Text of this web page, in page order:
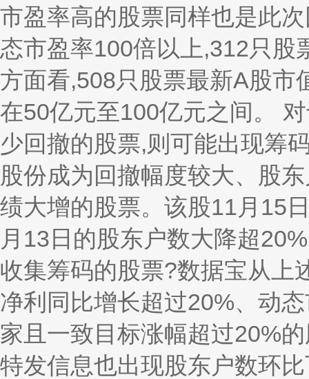
市盈率高的股票同样也是此
态市盈率100倍以上,312只股
方面看,508只股票最新A股市
在50亿元至100亿元之间。
少回撤的股票,则可能出现筹
股份成为回撤幅度较大、股
绩大增的股票。该股11月15
月13日的股东户数大降超
收集筹码的股票?数据宝从上
净利同比增长超过20%、动
家且一致目标涨幅超过20%
特发信息也出现股东户数环